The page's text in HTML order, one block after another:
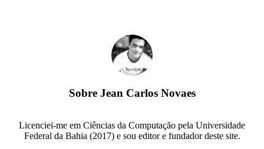
Sobre Jean Carlos Novaes
Licenciei-me em Ciências da Computação pela Universidade
Federal da Bahia (2017) e sou editor e fundador deste site.